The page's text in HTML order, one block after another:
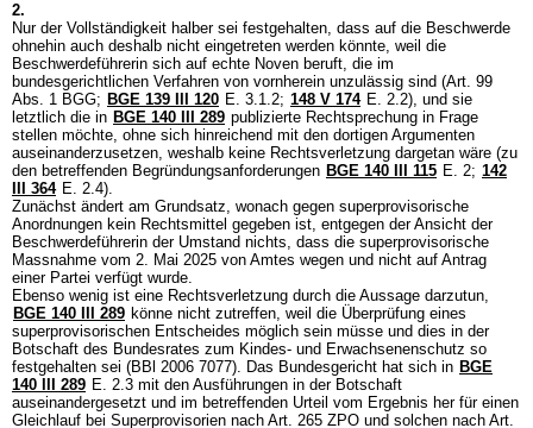
2.
Nur der Vollständigkeit halber sei festgehalten, dass auf die Beschwerde
ohnehin auch deshalb nicht eingetreten werden könnte, weil die
Beschwerdeführerin sich auf echte Noven beruft, die im
bundesgerichtlichen Verfahren von vornherein unzulässig sind (Art. 99
Abs. 1 BGG; BGE 139 III 120 E. 3.1.2; 148 V 174 E. 2.2), und sie
letztlich die in BGE 140 III 289 publizierte Rechtsprechung in Frage
stellen möchte, ohne sich hinreichend mit den dortigen Argumenten
auseinanderzusetzen, weshalb keine Rechtsverletzung dargetan wäre (zu
den betreffenden Begründungsanforderungen BGE 140 III 115 E. 2; 142
III 364 E. 2.4).
Zunächst ändert am Grundsatz, wonach gegen superprovisorische
Anordnungen kein Rechtsmittel gegeben ist, entgegen der Ansicht der
Beschwerdeführerin der Umstand nichts, dass die superprovisorische
Massnahme vom 2. Mai 2025 von Amtes wegen und nicht auf Antrag
einer Partei verfügt wurde.
Ebenso wenig ist eine Rechtsverletzung durch die Aussage darzutun,
BGE 140 III 289 könne nicht zutreffen, weil die Überprüfung eines
superprovisorischen Entscheides möglich sein müsse und dies in der
Botschaft des Bundesrates zum Kindes- und Erwachsenenschutz so
festgehalten sei (BBl 2006 7077). Das Bundesgericht hat sich in BGE
140 III 289 E. 2.3 mit den Ausführungen in der Botschaft
auseinandergesetzt und im betreffenden Urteil vom Ergebnis her für einen
Gleichlauf bei Superprovisorien nach Art. 265 ZPO und solchen nach Art.